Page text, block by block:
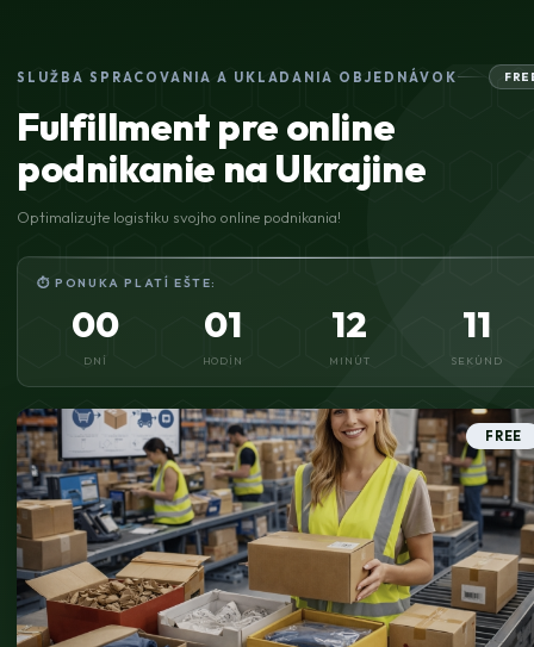
SLUŽBA SPRACOVANIA A UKLADANIA OBJEDNÁVOK
Fulfillment pre online
podnikanie na Ukrajine
Optimalizujte logistiku svojho online podnikania!
⏱ PONUKA PLATÍ EŠTE:
00
DNÍ
01
HODÍN
12
MINÚT
11
SEKÚND
FREE